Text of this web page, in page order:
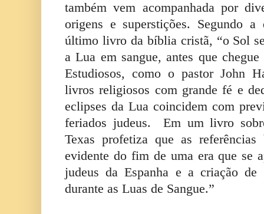
também vem acompanhada por
origens e superstições. Segundo a
último livro da bíblia cristã, “o Sol
a Lua em sangue, antes que
Estudiosos, como o pastor John
livros religiosos com grande fé e
eclipses da Lua coincidem com
feriados judeus. Em um livro
Texas profetiza que as
evidente do fim de uma era que se
judeus da Espanha e a criação de
durante as Luas de Sangue.”